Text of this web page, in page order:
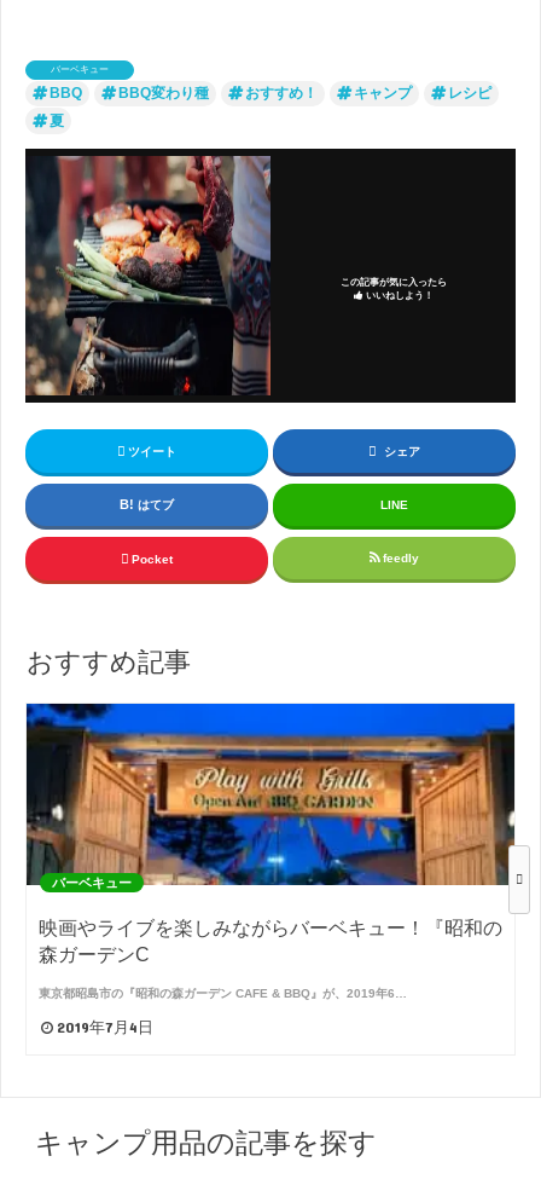
バーベキュー
BBQ BBQ変わり種 おすすめ！ キャンプ
レシピ
夏
この記事が気に入ったら
いいねしよう！
ツイート シェア
はてブ LINE
Pocket feedly
おすすめ記事
バーベキュー
映画やライブを楽しみながらバーベキュー！『昭和の
森ガーデンC
東京都昭島市の『昭和の森ガーデン CAFE & BBQ』が、2019年6…
2019年7月4日
キャンプ用品の記事を探す